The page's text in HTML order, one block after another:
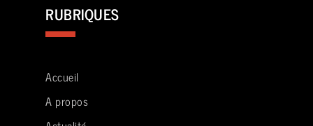
RUBRIQUES
Accueil
A propos